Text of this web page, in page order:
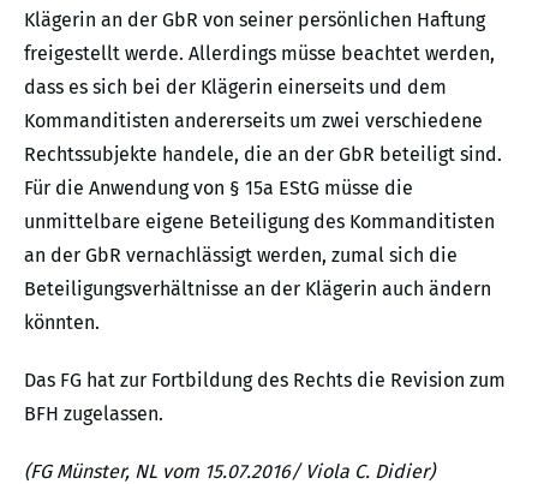
Klägerin an der GbR von seiner persönlichen Haftung
freigestellt werde. Allerdings müsse beachtet werden,
dass es sich bei der Klägerin einerseits und dem
Kommanditisten andererseits um zwei verschiedene
Rechtssubjekte handele, die an der GbR beteiligt sind.
Für die Anwendung von § 15a EStG müsse die
unmittelbare eigene Beteiligung des Kommanditisten
an der GbR vernachlässigt werden, zumal sich die
Beteiligungsverhältnisse an der Klägerin auch ändern
könnten.
Das FG hat zur Fortbildung des Rechts die Revision zum
BFH zugelassen.
(FG Münster, NL vom 15.07.2016/ Viola C. Didier)